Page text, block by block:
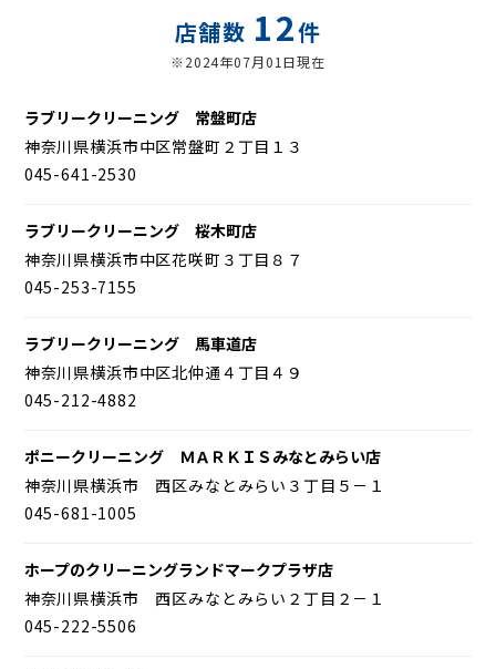
店舗数 12件
※2024年07月01日現在
ラブリークリーニング 常盤町店
神奈川県横浜市中区常盤町２丁目１３
045-641-2530
ラブリークリーニング 桜木町店
神奈川県横浜市中区花咲町３丁目８７
045-253-7155
ラブリークリーニング 馬車道店
神奈川県横浜市中区北仲通４丁目４９
045-212-4882
ポニークリーニング ＭＡＲＫＩＳみなとみらい店
神奈川県横浜市 西区みなとみらい３丁目５－１
045-681-1005
ホープのクリーニングランドマークプラザ店
神奈川県横浜市 西区みなとみらい２丁目２－１
045-222-5506